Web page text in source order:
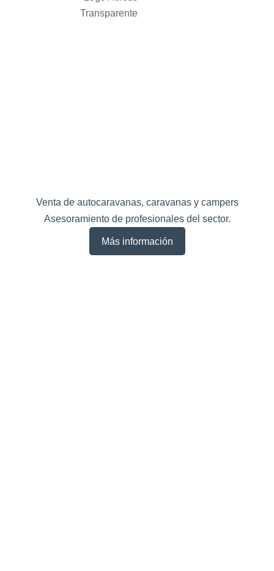
Venta de autocaravanas, caravanas y campers
Asesoramiento de profesionales del sector.
Más información